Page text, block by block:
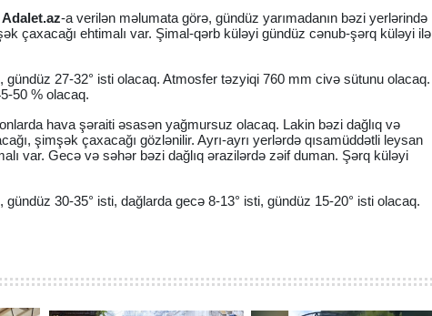
Adalet.az-a verilən məlumata görə, gündüz yarımadanın bəzi yerlərində
çaxacağı ehtimalı var. Şimal-qərb küləyi gündüz cənub-şərq küləyi ilə
gündüz 27-32° isti olacaq. Atmosfer təzyiqi 760 mm civə sütunu olacaq.
50 % olacaq.
hava şəraiti əsasən yağmursuz olacaq. Lakin bəzi dağlıq və
şimşək çaxacağı gözlənilir. Ayrı-ayrı yerlərdə qısamüddətli leysan
var. Gecə və səhər bəzi dağlıq ərazilərdə zəif duman. Şərq küləyi
gündüz 30-35° isti, dağlarda gecə 8-13° isti, gündüz 15-20° isti olacaq.